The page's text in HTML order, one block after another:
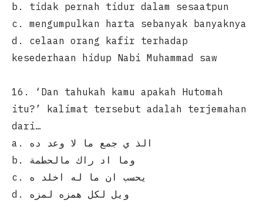
b. tidak pernah tidur dalam sesaatpun
c. mengumpulkan harta sebanyak banyaknya
d. celaan orang kafir terhadap
kesederhaan hidup Nabi Muhammad saw
16. ‘Dan tahukah kamu apakah Hutomah
itu?’ kalimat tersebut adalah terjemahan
dari…
a. الذ ي جمع ما لا وعد ده
b. وما اد راك مالحطمة
c. يحسب ان ما له اخلد ه
d. ويل لكل همزه لمزه